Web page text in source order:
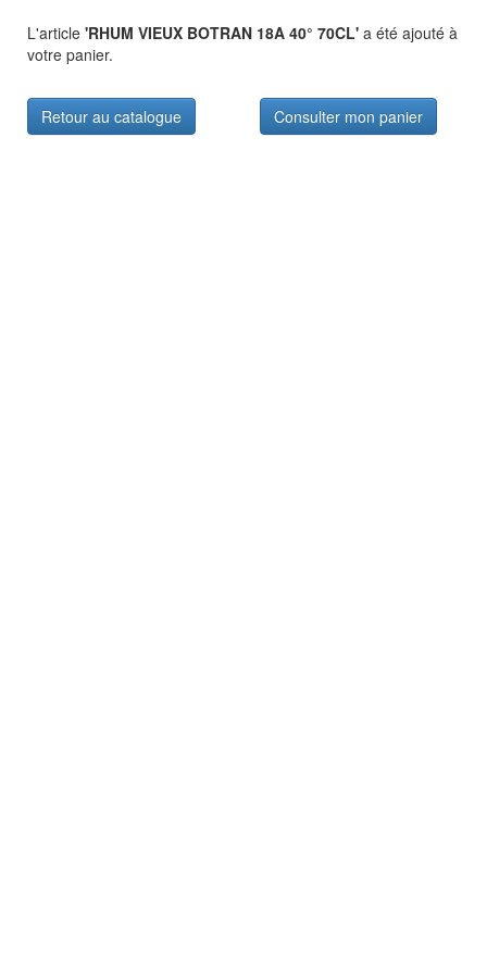
L'article 'RHUM VIEUX BOTRAN 18A 40° 70CL' a été ajouté à
votre panier.
Retour au catalogue Consulter mon panier